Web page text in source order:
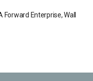
Forward Enterprise, Wall